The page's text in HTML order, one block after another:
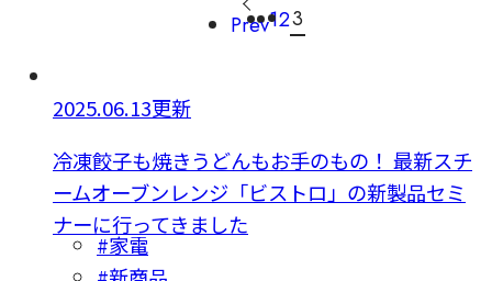
Prev123
2025.06.13更新
冷凍餃子も焼きうどんもお手のもの！ 最新スチ
ームオーブンレンジ「ビストロ」の新製品セミ
ナーに行ってきました
#家電